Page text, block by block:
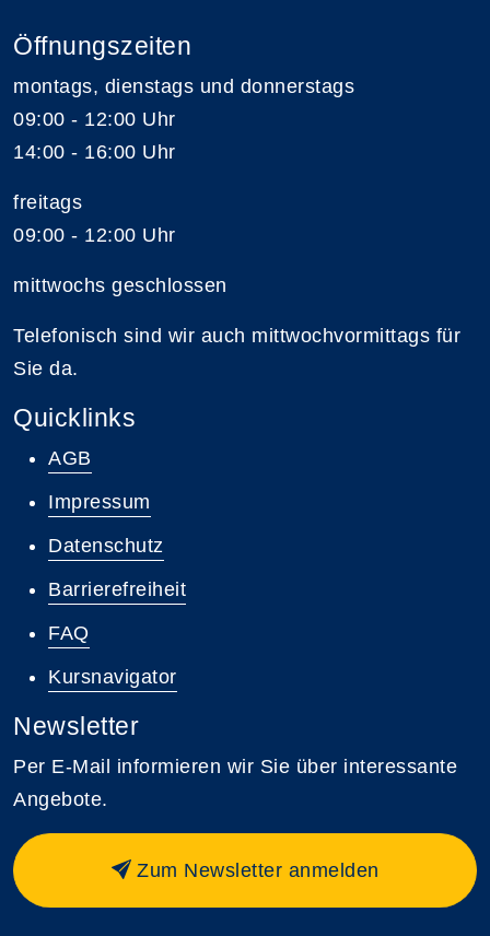
Öffnungszeiten
montags, dienstags und donnerstags
09:00 - 12:00 Uhr
14:00 - 16:00 Uhr
freitags
09:00 - 12:00 Uhr
mittwochs geschlossen
Telefonisch sind wir auch mittwochvormittags für
Sie da.
Quicklinks
AGB
Impressum
Datenschutz
Barrierefreiheit
FAQ
Kursnavigator
Newsletter
Per E-Mail informieren wir Sie über interessante
Angebote.
Zum Newsletter anmelden